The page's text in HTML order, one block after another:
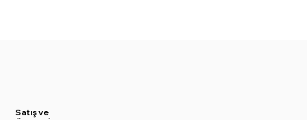
Satışve